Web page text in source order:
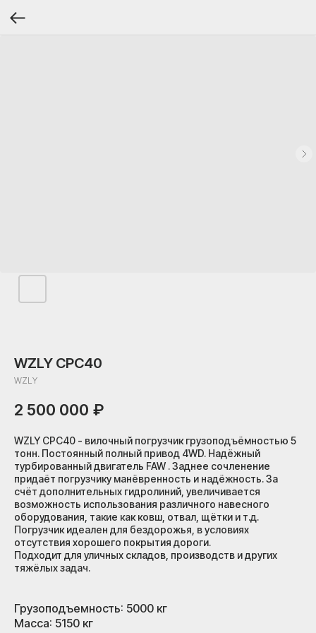
WZLY CPC40
WZLY
2 500 000 ₽
WZLY CPC40 - вилочный погрузчик грузоподъёмностью 5
тонн. Постоянный полный привод 4WD. Надёжный
турбированный двигатель FAW . Заднее сочленение
придаёт погрузчику манёвренность и надёжность. За
счёт дополнительных гидролиний, увеличивается
возможность использования различного навесного
оборудования, такие как ковш, отвал, щётки и т.д.
Погрузчик идеален для бездорожья, в условиях
отсутствия хорошего покрытия дороги.
Подходит для уличных складов, производств и других
тяжёлых задач.
Грузоподъемность: 5000 кг
Масса: 5150 кг